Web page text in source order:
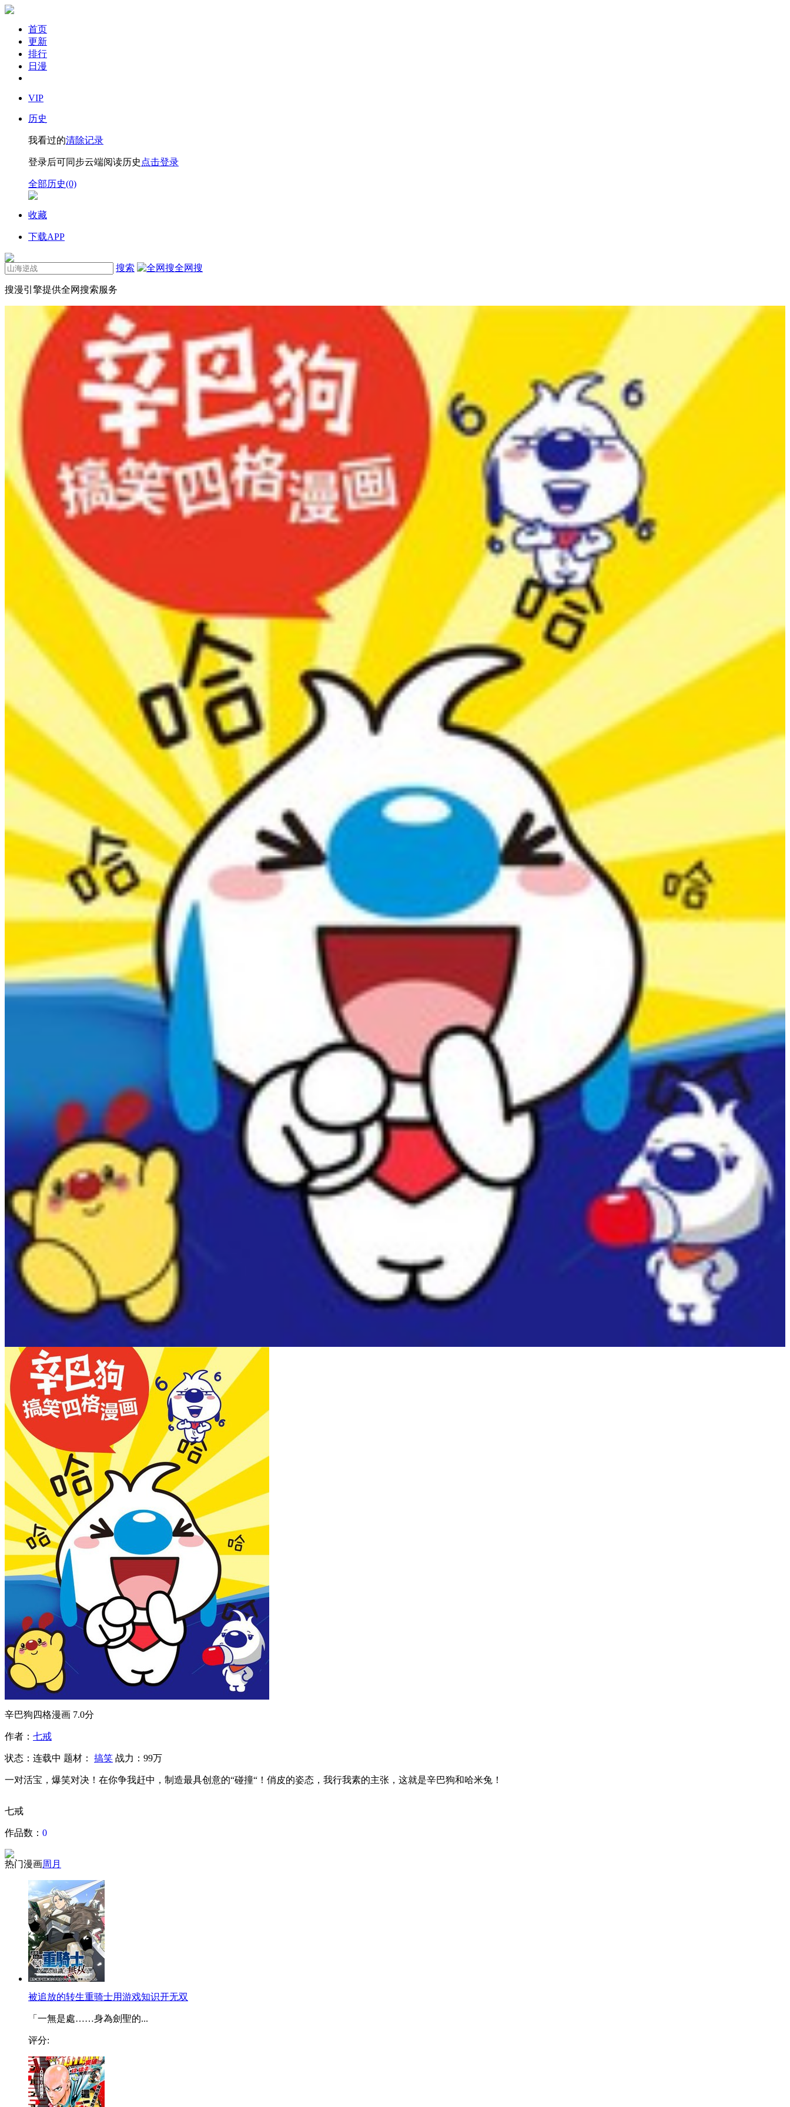
首页
更新
排行
日漫
VIP
历史
我看过的清除记录
登录后可同步云端阅读历史 点击登录
全部历史(0)
收藏
下载APP
搜索 全网搜
搜漫引擎提供全网搜索服务
辛巴狗四格漫画 7.0分
作者： 七戒
状态： 连载中 题材： 搞笑 战力：99万
一对活宝，爆笑对决！在你争我赶中，制造最具创意的“碰撞“！俏皮的姿态，我行我素的主张，这就是辛巴狗和哈米兔！
七戒
作品数： 0
热门漫画周 月
被追放的转生重骑士用游戏知识开无双
「一無是處……身為劍聖的...
评分: